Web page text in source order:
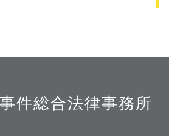
件総合法律事務所